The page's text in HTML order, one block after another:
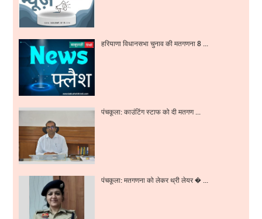
हरियाणा विधानसभा चुनाव की मतगणना 8 ...
पंचकूला: काउंटिंग स्टाफ को दी मतगण ...
पंचकूला: मतगणना को लेकर थ्री लेयर � ...